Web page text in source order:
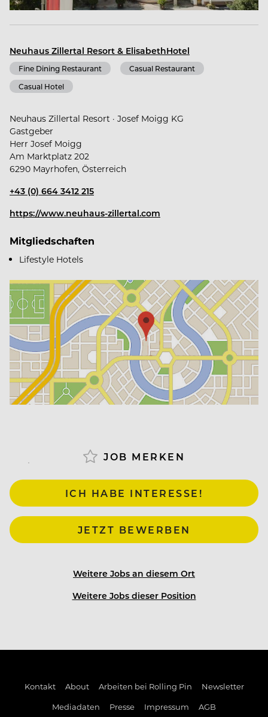
Mayrhofen gehört wie die Berge zu den Alpen. Wo
jahrhundertealte Tiroler Geschichte in jedem Raum,
spürbar wird.
ElisabethHotel – Premium. Private. Retreat.
Premium. Private. Retreat. Eine ganz besondere
Symbiose, die essentielle Urlaubsansprüche
Ruhesuchende und stilvolle Genießer, die
suchen.
Das Elisabethhotel ist ein Haus nur für Erwachsene
und konzentriert sich in Ausstattung sowie in
seinem Angebot speziell auf deren Wünsche und
Bedürfnisse. Abgerundet wird das Konzept durch
die ganzheitliche Elisense-Philosophie.
Unsere Hotels und Restaurants sind umgeben von
unvergleichbar schöner Natur mit einem
traumhaften Bergpanorama – egal wohin man
blickt. Orte, die nicht nur zum Urlauben einladen –
sondern auch zum Arbeiten und Leben. Wir sind
offen für neue Ideen, haben immer ein offenes Ohr
Deine Vorteile:
Sicherer Arbeitsplatz in einem familiengeführten
Neuhaus Zillertal Resort & ElisabethHotel
Fine Dining Restaurant
Casual Restaurant
Casual Hotel
Neuhaus Zillertal Resort · Josef Moigg KG
Gastgeber
Herr Josef Moigg
Am Marktplatz 202
6290 Mayrhofen, Österreich
+43 (0) 664 3412 215
https://www.neuhaus-zillertal.com
Mitgliedschaften
Lifestyle Hotels
JOB MERKEN
ICH HABE INTERESSE!
JETZT BEWERBEN
Weitere Jobs an diesem Ort
Weitere Jobs dieser Position
Kontakt About Arbeiten bei Rolling Pin
Newsletter
Mediadaten
Presse Impressum
AGB